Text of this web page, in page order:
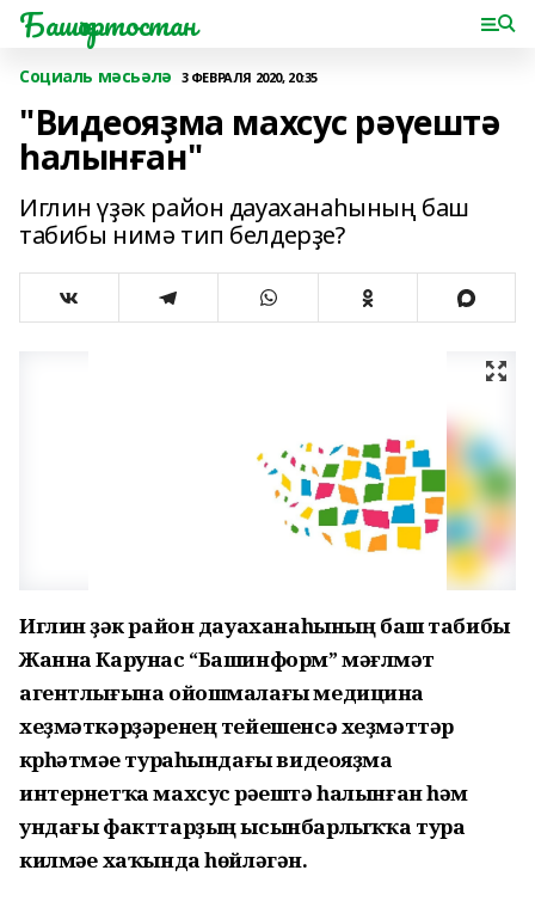
Башҡортостан
Социаль мәсьәлә 3 ФЕВРАЛЯ 2020, 20:35
"Видеояҙма махсус рәүештә
һалынған"
Иглин үҙәк район дауаханаһының баш
табибы нимә тип белдерҙе?
Иглин үҙәк район дауаханаһының баш табибы
Жанна Карунас “Башинформ” мәғлүмәт
агентлығына ойошмалағы медицина
хеҙмәткәрҙәренең тейешенсә хеҙмәттәр
күрһәтмәүе тураһындағы видеояҙма
интернетҡа махсус рәүештә һалынған һәм
ундағы факттарҙың ысынбарлыҡҡа тура
килмәүе хаҡында һөйләгән.